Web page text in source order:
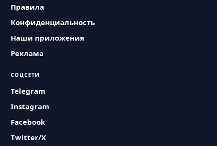
Правила
Конфиденциальность
Наши приложения
Реклама
СОЦСЕТИ
Telegram
Instagram
Facebook
Twitter/X